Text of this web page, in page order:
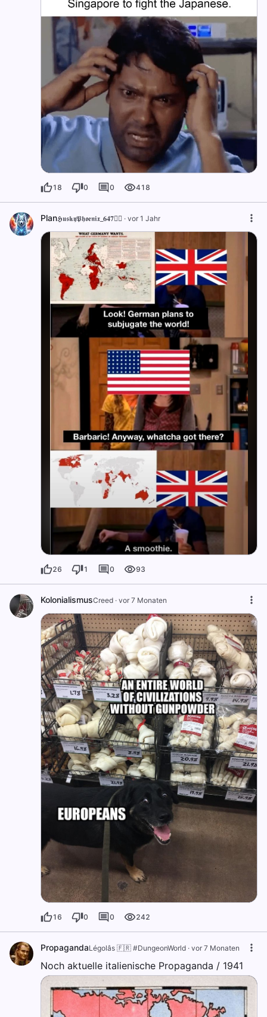
18 0 0 418
Plan𝕳𝖚𝖘𝖐𝖞𝕻𝖍𝖔𝖊𝖓𝖎𝖝_𝟔𝟒𝟕🐦‍🔥 · vor 1 Jahr
26 1 0 93
KolonialismusCreed · vor 7 Monaten
16 0 0 242
PropagandaLégolâs 🇫🇷 #DungeonWorld · vor 7 Monaten
Noch aktuelle italienische Propaganda / 1941